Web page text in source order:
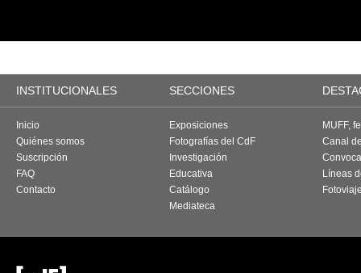
INSTITUCIONALES SECCIONES
Inicio
Quiénes somos
Suscripción
FAQ
Contacto
Exposiciones
Fotografías del CdF
Investigación
Educativa
Catálogo
Mediateca
MUFF,
Canal
Líneas